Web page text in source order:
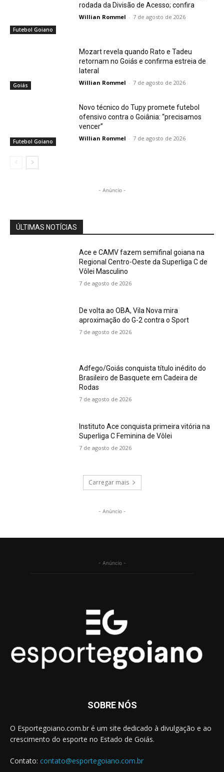
Futebol Goiano
rodada da Divisão de Acesso; confira
Willian Rommel - 7 de agosto de 2026
Goiás
Mozart revela quando Rato e Tadeu
retornam no Goiás e confirma estreia de
lateral
Willian Rommel - 7 de agosto de 2026
Futebol Goiano
Novo técnico do Tupy promete futebol
ofensivo contra o Goiânia: “precisamos
vencer”
Willian Rommel - 7 de agosto de 2026
- Anúncio -
ÚLTIMAS NOTÍCIAS
Ace e CAMV fazem semifinal goiana na
Regional Centro-Oeste da Superliga C de
Vôlei Masculino
7 de agosto de 2026
De volta ao OBA, Vila Nova mira
aproximação do G-2 contra o Sport
7 de agosto de 2026
Adfego/Goiás conquista título inédito do
Brasileiro de Basquete em Cadeira de
Rodas
7 de agosto de 2026
Instituto Ace conquista primeira vitória na
Superliga C Feminina de Vôlei
7 de agosto de 2026
Carregar mais
- Anúncio -
- Anúncio -
SOBRE NÓS
O Esportegoiano.com.br é um site dedicado à divulgação e ao
crescimento do esporte no Estado de Goiás.
Contato: contato@esportegoiano.com.br